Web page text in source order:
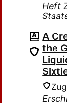
Heft
A
the